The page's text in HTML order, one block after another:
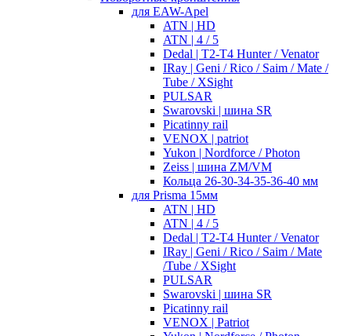
для EAW-Apel
ATN | HD
ATN | 4 / 5
Dedal | T2-T4 Hunter / Venator
IRay | Geni / Rico / Saim / Mate /
Tube / XSight
PULSAR
Swarovski | шина SR
Picatinny rail
VENOX | patriot
Yukon | Nordforce / Photon
Zeiss | шина ZM/VM
Кольца 26-30-34-35-36-40 мм
для Prisma 15мм
ATN | HD
ATN | 4 / 5
Dedal | T2-T4 Hunter / Venator
IRay | Geni / Rico / Saim / Mate
/Tube / XSight
PULSAR
Swarovski | шина SR
Picatinny rail
VENOX | Patriot